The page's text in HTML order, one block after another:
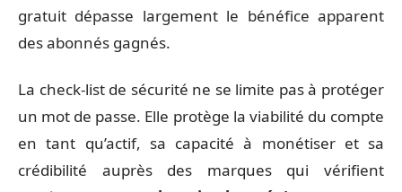
gratuit dépasse largement le bénéfice apparent
des abonnés gagnés.
La check-list de sécurité ne se limite pas à protéger
un mot de passe. Elle protège la viabilité du compte
en tant qu’actif, sa capacité à monétiser et sa
crédibilité auprès des marques qui vérifient